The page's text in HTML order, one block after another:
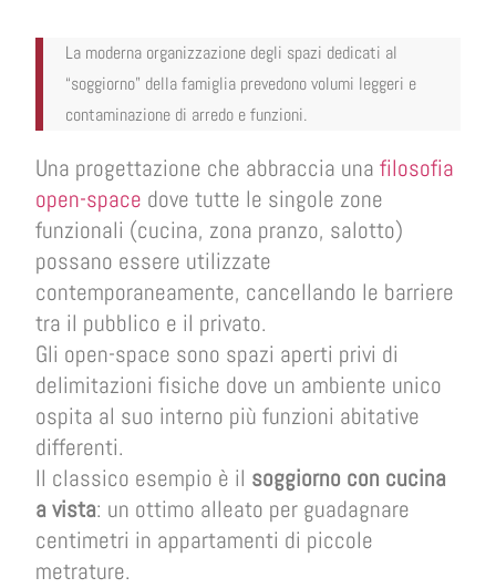
La moderna organizzazione degli spazi dedicati al
“soggiorno” della famiglia prevedono volumi leggeri e
contaminazione di arredo e funzioni.
Una progettazione che abbraccia unafilosofia
open-space dove tutte le singole zone
funzionali (cucina, zona pranzo, salotto)
possano essere utilizzate
contemporaneamente, cancellando le barriere
tra il pubblico e il privato.
Gli open-space sono spazi aperti privi di
delimitazioni fisiche dove un ambiente unico
ospita al suo interno più funzioni abitative
differenti.
Il classico esempio è il soggiorno con cucina
a vista: un ottimo alleato per guadagnare
centimetri in appartamenti di piccole
metrature.